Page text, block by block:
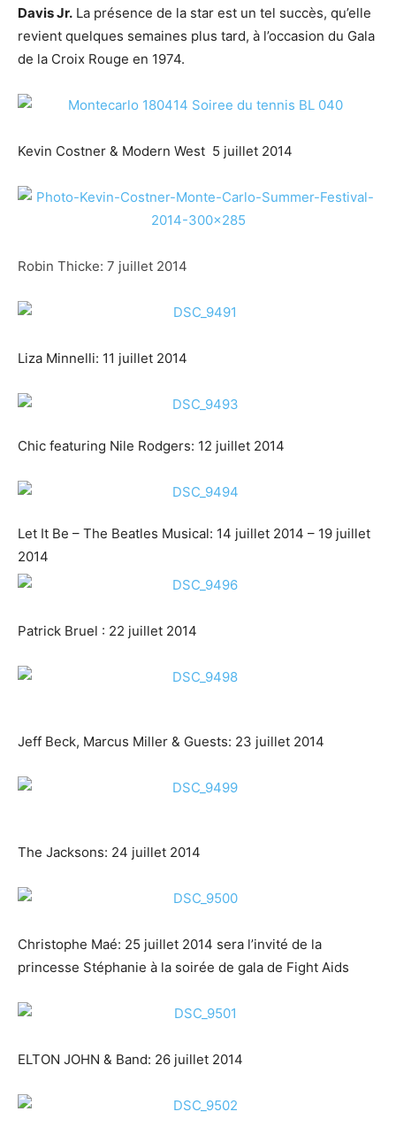
Davis Jr. La présence de la star est un tel succès, qu’elle
revient quelques semaines plus tard, à l’occasion du Gala
de la Croix Rouge en 1974.
Kevin Costner & Modern West 5 juillet 2014
Robin Thicke: 7 juillet 2014
Liza Minnelli: 11 juillet 2014
Chic featuring Nile Rodgers: 12 juillet 2014
Let It Be – The Beatles Musical: 14 juillet 2014 – 19 juillet
2014
Patrick Bruel : 22 juillet 2014
Jeff Beck, Marcus Miller & Guests: 23 juillet 2014
The Jacksons: 24 juillet 2014
Christophe Maé: 25 juillet 2014 sera l’invité de la
princesse Stéphanie à la soirée de gala de Fight Aids
ELTON JOHN & Band: 26 juillet 2014